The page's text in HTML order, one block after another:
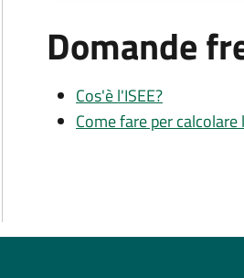
Domande
Cos'è l'ISEE?
Come fare per calcolare